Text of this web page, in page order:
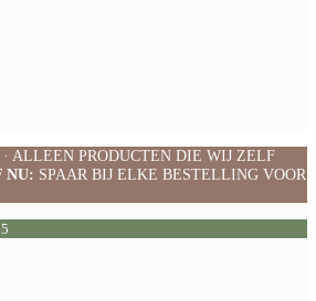
ALLEEN PRODUCTEN DIE WIJ ZELF
NU: SPAAR BIJ ELKE BESTELLING VOOR